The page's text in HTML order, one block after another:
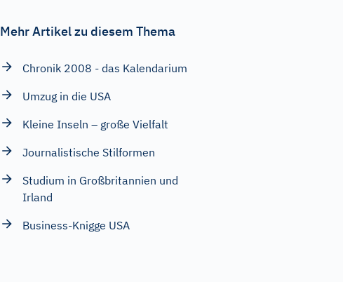
Mehr Artikel zu diesem Thema
Chronik 2008 - das Kalendarium
Umzug in die USA
Kleine Inseln – große Vielfalt
Journalistische Stilformen
Studium in Großbritannien und
Irland
Business-Knigge USA